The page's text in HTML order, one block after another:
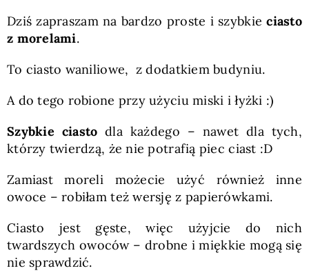
Dziś zapraszam na bardzo proste i szybkieciasto
z morelami.
To ciasto waniliowe, z dodatkiem budyniu.
A do tego robione przy użyciu miski i łyżki :)
Szybkie ciasto dla każdego – nawet dla tych,
którzy twierdzą, że nie potrafią piec ciast :D
Zamiast moreli możecie użyć również inne
owoce – robiłam też wersję z papierówkami.
Ciasto jest gęste, więc użyjcie do nich
twardszych owoców – drobne i miękkie mogą się
nie sprawdzić.